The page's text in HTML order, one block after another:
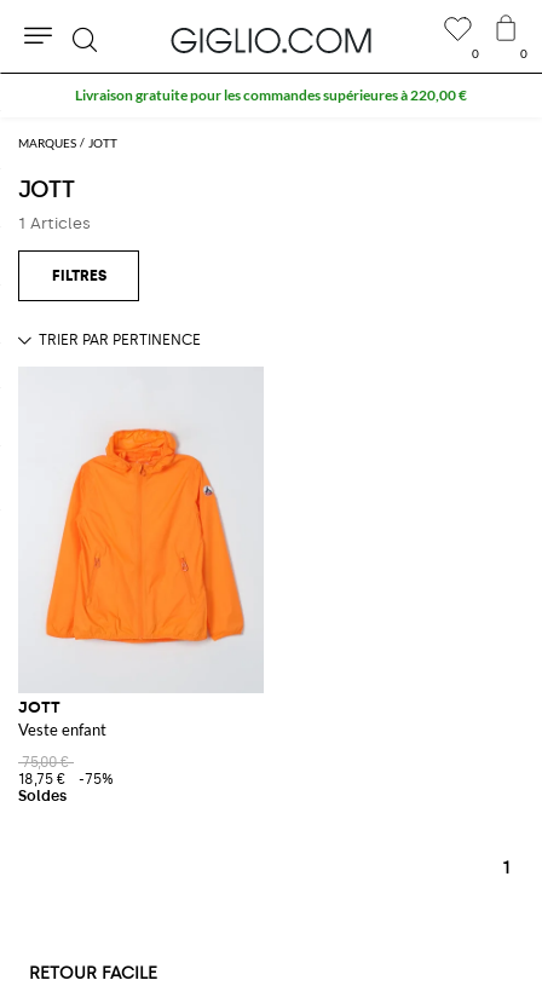
MARQUES JOTT
JOTT
1 Articles
JOTT
Veste enfant
75,00 €
18,75 €
-75%
1
0 0
Rechercher
Livraison gratuite pour les commandes supérieures à 220,00 €
RETOUR FACILE